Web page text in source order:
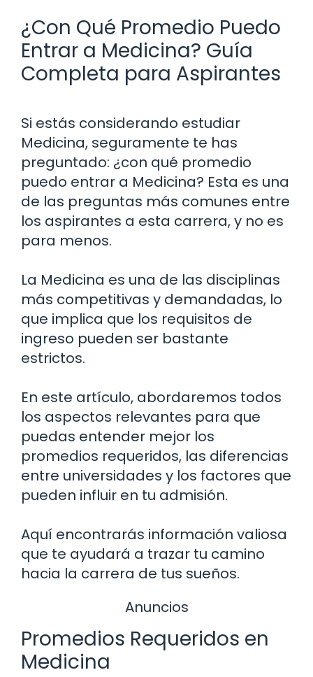
¿Con Qué Promedio Puedo
Entrar a Medicina? Guía
Completa para Aspirantes
Si estás considerando estudiar
Medicina, seguramente te has
preguntado: ¿con qué promedio
puedo entrar a Medicina? Esta es una
de las preguntas más comunes entre
los aspirantes a esta carrera, y no es
para menos.
La Medicina es una de las disciplinas
más competitivas y demandadas, lo
que implica que los requisitos de
ingreso pueden ser bastante
estrictos.
En este artículo, abordaremos todos
los aspectos relevantes para que
puedas entender mejor los
promedios requeridos, las diferencias
entre universidades y los factores que
pueden influir en tu admisión.
Aquí encontrarás información valiosa
que te ayudará a trazar tu camino
hacia la carrera de tus sueños.
Anuncios
Promedios Requeridos en
Medicina